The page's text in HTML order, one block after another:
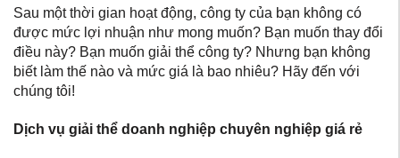
Sau một thời gian hoạt động, công ty của bạn không có
được mức lợi nhuận như mong muốn? Bạn muốn thay đổi
điều này? Bạn muốn giải thể công ty? Nhưng bạn không
biết làm thế nào và mức giá là bao nhiêu? Hãy đến với
chúng tôi!
Dịch vụ giải thể doanh nghiệp chuyên nghiệp giá rẻ